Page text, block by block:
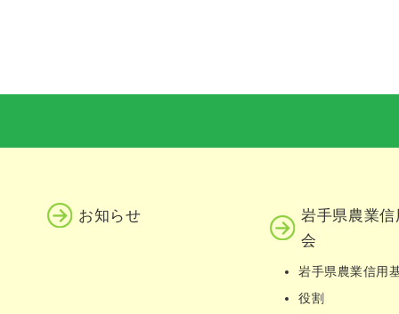
お知らせ
岩手県農業
会
岩手県農業信用
役割